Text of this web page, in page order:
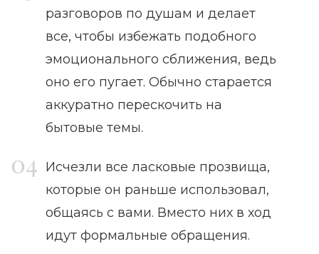
разговоров по душам и делает
все, чтобы избежать подобного
эмоционального сближения, ведь
оно его пугает. Обычно старается
аккуратно перескочить на
бытовые темы.
Исчезли все ласковые прозвища,
которые он раньше использовал,
общаясь с вами. Вместо них в ход
идут формальные обращения.